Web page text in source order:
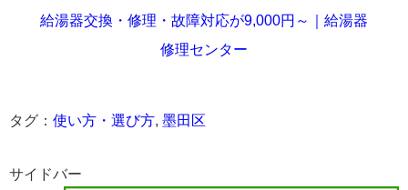
給湯器交換・修理・故障対応が9,000円～｜給湯器
修理センター
タグ： 使い方・選び方, 墨田区
サイドバー